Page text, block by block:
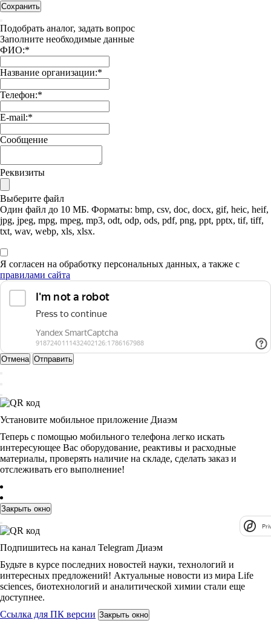
Сохранить
Подобрать аналог, задать вопрос
Заполните необходимые данные
ФИО:*
Название организации:*
Телефон:*
E-mail:*
Сообщение
Реквизиты
Выберите файл
Один файл до 10 МБ. Форматы: bmp, csv, doc, docx, gif, heic, heif,
jpg, jpeg, mpg, mpeg, mp3, odt, odp, ods, pdf, png, ppt, pptx, tif, tiff,
txt, wav, webp, xls, xlsx.
Я согласен на обработку персональных данных, а также с
правилами сайта
Отмена Отправить
Установите мобильное приложение Диаэм
Теперь с помощью мобильного телефона легко искать
интересующее Вас оборудование, реактивы и расходные
материалы, проверять наличие на складе, сделать заказ и
отслеживать его выполнение!
Закрыть окно
Подпишитесь на канал Telegram Диаэм
Будьте в курсе последних новостей науки, технологий и
интересных предложений! Актуальные новости из мира Life
sciences, биотехнологий и аналитической химии стали еще
доступнее.
Ссылка для ПК версии Закрыть окно